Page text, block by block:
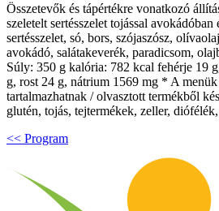
Összetevők és tápértékre vonatkozó
szeletelt sertésszelet tojással avokádóban
sertésszelet, só, bors, szójaszósz,
avokádó, salátakeverék, paradicsom,
Súly: 350 g kalória: 782 kcal fehérje 19
g, rost 24 g, nátrium 1569 mg * A
tartalmazhatnak / olvasztott termékből
glutén, tojás, tejtermékek, zeller,
<< Program